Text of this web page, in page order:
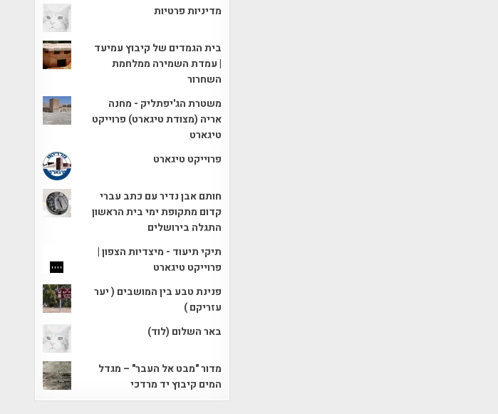
מדיניות פרטיות
בית הגמדים של קיבוץ עמיעד
| עמדת השמירה ממלחמת
השחרור
משטרת הג'יפתליק - מחנה
אריה (מצודת טיגארט) פרוייקט
טיגארט
פרוייקט טיגארט
חותם אבן נדיר עם כתב עברי
קדום מתקופת ימי בית הראשון
התגלה בירושלים
תיקי תיעוד - מיצדיות הצפון |
פרוייקט טיגארט
פנינת טבע בין המושבים ( יער
עזריקם )
באר השלום (לוד)
מדור "מבט אל העבר" – מגדל
המים קיבוץ יד מרדכי